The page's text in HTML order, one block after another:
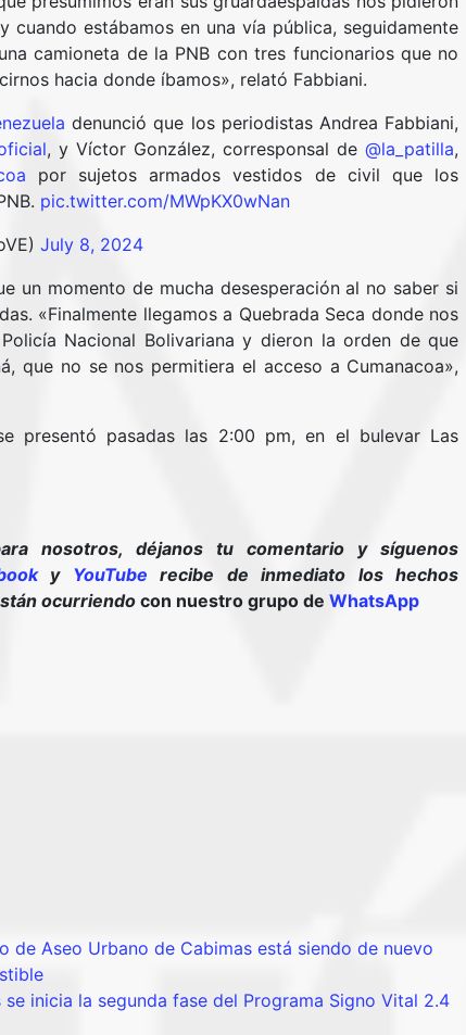
cuando estábamos en una vía pública, seguidamente
camioneta de la PNB con tres funcionarios que no
hacia donde íbamos», relató Fabbiani.
denunció que los periodistas Andrea Fabbiani,
, y Víctor González, corresponsal de@la_patilla,
por sujetos armados vestidos de civil que los
pic.twitter.com/MWpKX0wNan
July 8, 2024
un momento de mucha desesperación al no saber si
«Finalmente llegamos a Quebrada Seca donde nos
Nacional Bolivariana y dieron la orden de que
que no se nos permitiera el acceso a Cumanacoa»,
presentó pasadas las 2:00 pm, en el bulevar Las
nosotros, déjanos tu comentario y síguenos
y YouTube recibe de inmediato los hechos
ocurriendo con nuestro grupo de WhatsApp
de Aseo Urbano de Cabimas está siendo de nuevo
inicia la segunda fase del Programa Signo Vital 2.4